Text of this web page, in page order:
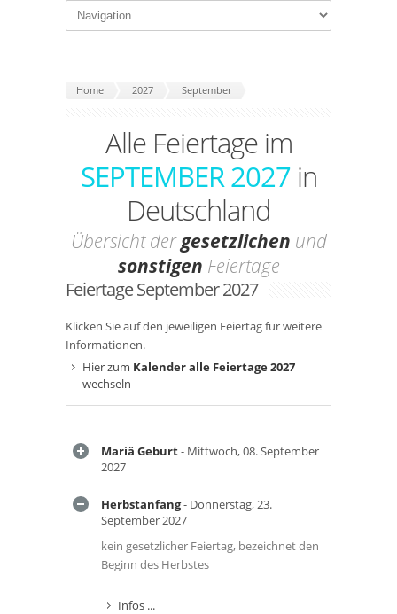
Home 2027 September
Alle Feiertage im
SEPTEMBER 2027in
Deutschland
Übersicht dergesetzlichen und
sonstigen Feiertage
Feiertage September 2027
Klicken Sie auf den jeweiligen Feiertag für weitere
Informationen.
Hier zum Kalender alle Feiertage 2027
wechseln
Mariä Geburt- Mittwoch, 08. September
2027
Herbstanfang- Donnerstag, 23.
September 2027
kein gesetzlicher Feiertag, bezeichnet den
Beginn des Herbstes
Infos ...